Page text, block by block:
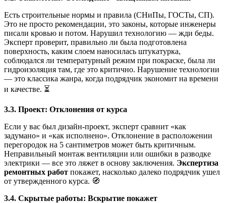
Есть строительные нормы и правила (СНиПы, ГОСТы, СП).
Это не просто рекомендации, это законы, которые инженеры
писали кровью и потом. Нарушил технологию — жди беды.
Эксперт проверит, правильно ли была подготовлена
поверхность, каким слоем наносилась штукатурка,
соблюдался ли температурный режим при покраске, была ли
гидроизоляция там, где это критично. Нарушение технологии
— это классика жанра, когда подрядчик экономит на времени
и качестве. ⏳
3.3. Проект: Отклонения от курса
Если у вас был дизайн-проект, эксперт сравнит «как
задумано» и «как исполнено». Отклонение в расположении
перегородок на 5 сантиметров может быть критичным.
Неправильный монтаж вентиляции или ошибки в разводке
электрики — все это ляжет в основу заключения. Экспертиза
ремонтных работ покажет, насколько далеко подрядчик ушел
от утвержденного курса. 🧭
3.4. Скрытые работы: Вскрытие покажет